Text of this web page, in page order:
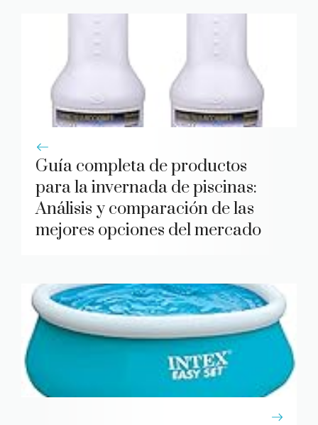
Guía completa de productos
para la invernada de piscinas:
Análisis y comparación de las
mejores opciones del mercado